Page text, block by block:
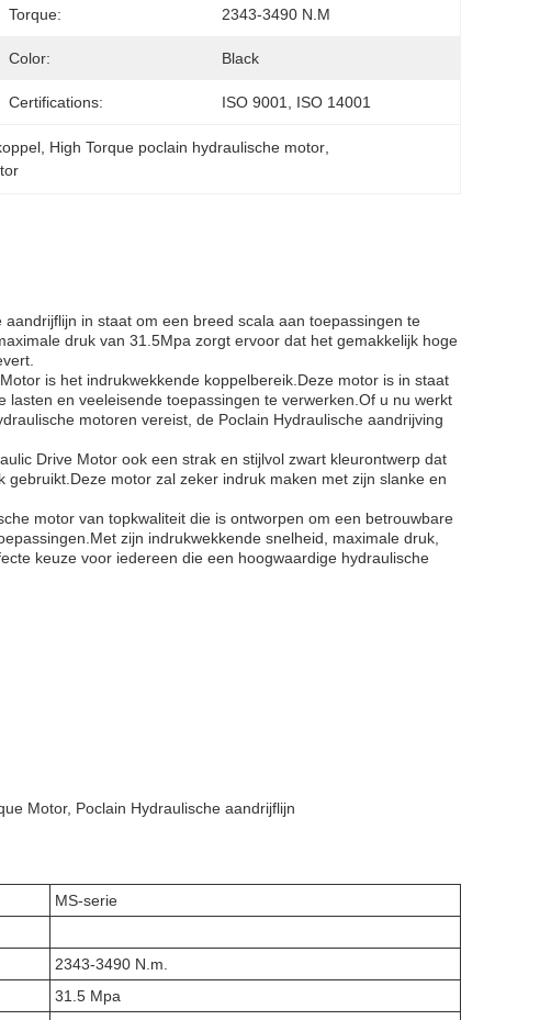
Torque: 2343-3490 N.m
Color: Black
Certifications: ISO 9001, ISO 14001
High Torque poclain hydraulische motor
in staat om een breed scala aan toepassingen te
druk van 31.5Mpa zorgt ervoor dat het gemakkelijk hoge
is het indrukwekkende koppelbereik.Deze motor is in staat
en veeleisende toepassingen te verwerken.Of u nu werkt
motoren vereist, de Poclain Hydraulische aandrijving
Drive Motor ook een strak en stijlvol zwart kleurontwerp dat
motor zal zeker indruk maken met zijn slanke en
motor van topkwaliteit die is ontworpen om een betrouwbare
zijn indrukwekkende snelheid, maximale druk,
keuze voor iedereen die een hoogwaardige hydraulische
Motor, Poclain Hydraulische aandrijflijn
MS-serie
2343-3490 N.m.
31.5 Mpa